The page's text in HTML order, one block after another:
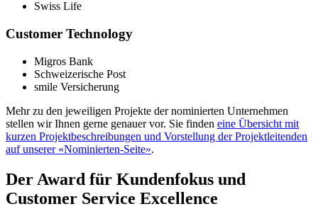
Swiss Life
Customer Technology
Migros Bank
Schweizerische Post
smile Versicherung
Mehr zu den jeweiligen Projekte der nominierten Unternehmen
stellen wir Ihnen gerne genauer vor. Sie finden eine Übersicht mit
kurzen Projektbeschreibungen und Vorstellung der Projektleitenden
auf unserer «Nominierten-Seite».
Der Award für Kundenfokus und
Customer Service Excellence